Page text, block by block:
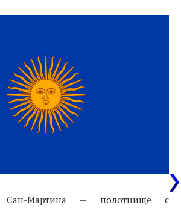
Сан-Мартина — полотнище с